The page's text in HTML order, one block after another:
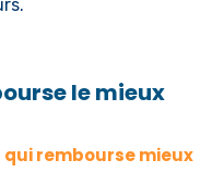
le mieux
rembourse mieux